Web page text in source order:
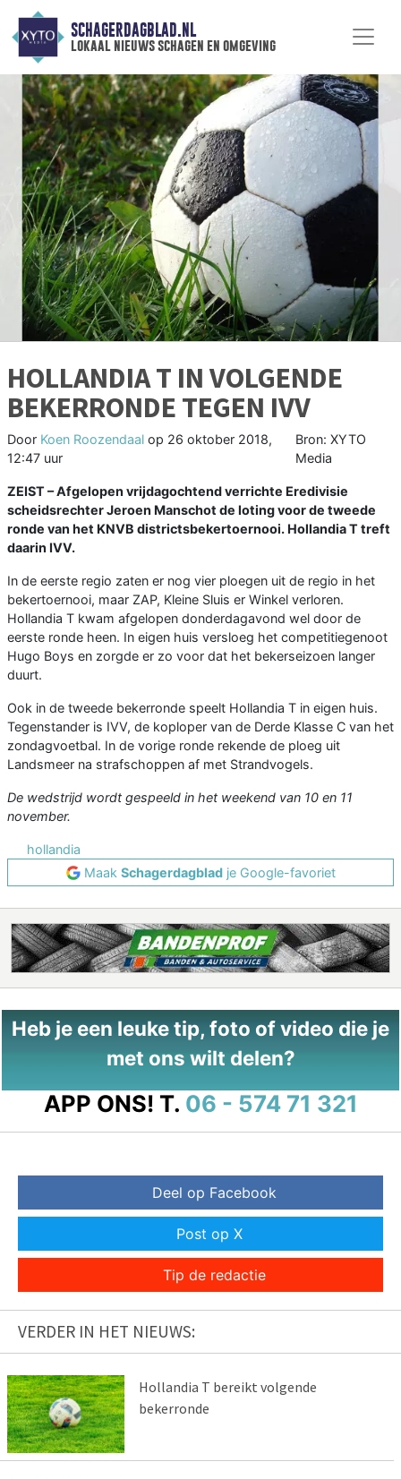
SCHAGERDAGBLAD.NL
lokaal nieuws schagen en omgeving
HOLLANDIA T IN VOLGENDE
BEKERRONDE TEGEN IVV
Door Koen Roozendaal op 26 oktober 2018,
12:47 uur
Bron: XYTO
Media
ZEIST – Afgelopen vrijdagochtend verrichte Eredivisie
scheidsrechter Jeroen Manschot de loting voor de tweede
ronde van het KNVB districtsbekertoernooi. Hollandia T treft
daarin IVV.
In de eerste regio zaten er nog vier ploegen uit de regio in het
bekertoernooi, maar ZAP, Kleine Sluis er Winkel verloren.
Hollandia T kwam afgelopen donderdagavond wel door de
eerste ronde heen. In eigen huis versloeg het competitiegenoot
Hugo Boys en zorgde er zo voor dat het bekerseizoen langer
duurt.
Ook in de tweede bekerronde speelt Hollandia T in eigen huis.
Tegenstander is IVV, de koploper van de Derde Klasse C van het
zondagvoetbal. In de vorige ronde rekende de ploeg uit
Landsmeer na strafschoppen af met Strandvogels.
De wedstrijd wordt gespeeld in het weekend van 10 en 11
november.
hollandia
Maak Schagerdagbladje Google-favoriet
Heb je een leuke tip, foto of video die je
met ons wilt delen?
APP ONS! T. 06 - 574 71 321
Deel op Facebook
Post op X
Tip de redactie
VERDER IN HET NIEUWS:
Hollandia T bereikt volgende
bekerronde